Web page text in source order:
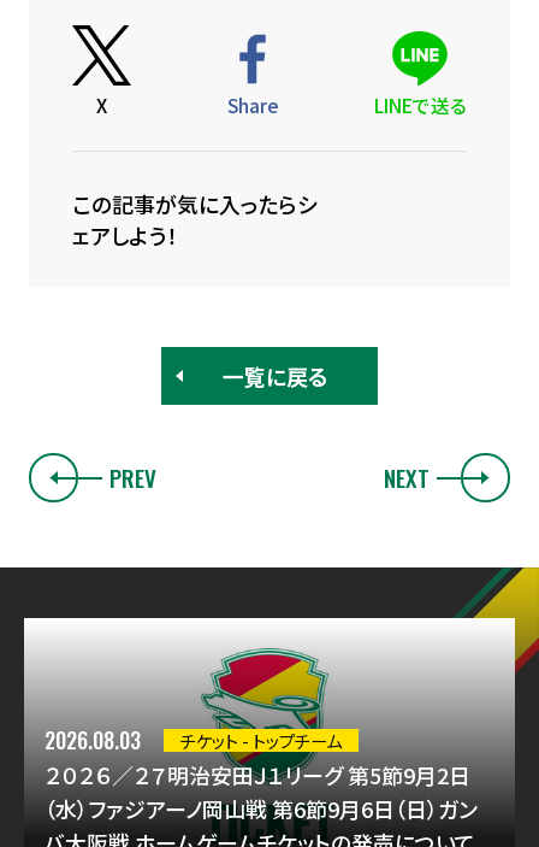
X Share LINEで送る
この記事が気に入ったらシ
ェアしよう！
一覧に戻る
PREV NEXT
2026.08.03 チケット - トップチーム
２０２６／２７明治安田Ｊ１リーグ 第5節9月2日
（水）ファジアーノ岡山戦 第6節9月6日（日）ガン